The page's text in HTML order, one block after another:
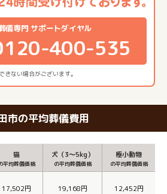
ない場合がございます。
儀専門 サポートダイヤル
400-535
市の平均葬儀費用
猫
平均葬儀価格
犬（3～5kg）
の平均葬儀価格
極小動物
の平均葬儀価格
17,502円 19,168円 12,452円